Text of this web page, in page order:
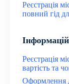
Реєстрація
повний гід
Реєстрація
вартість та
Оформлення